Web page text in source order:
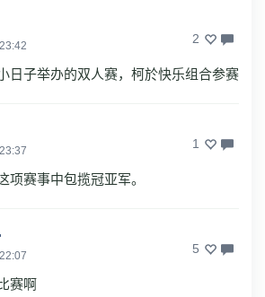
2
日子举办的双人赛，柯於快乐组合参赛
1
项赛事中包揽冠亚军。
5
赛啊